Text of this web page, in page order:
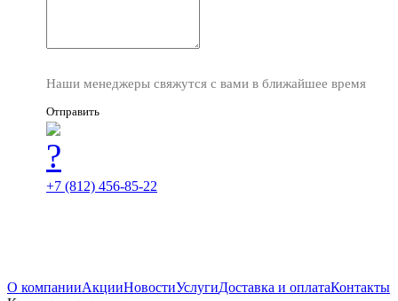
Наши менеджеры свяжутся с вами в ближайшее время
Отправить
+7 (812) 456-85-22
О компанииАкцииНовостиУслугиДоставка и оплатаКонтакты